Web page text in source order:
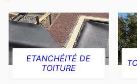
ETANCHÉITÉ DE
TOITURE